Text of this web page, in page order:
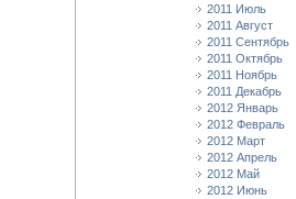
2011 Июль
2011 Август
2011 Сентябрь
2011 Октябрь
2011 Ноябрь
2011 Декабрь
2012 Январь
2012 Февраль
2012 Март
2012 Апрель
2012 Май
2012 Июнь